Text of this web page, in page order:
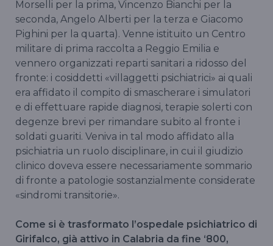
Morselli per la prima, Vincenzo Bianchi per la
seconda, Angelo Alberti per la terza e Giacomo
Pighini per la quarta). Venne istituito un Centro
militare di prima raccolta a Reggio Emilia e
vennero organizzati reparti sanitari a ridosso del
fronte: i cosiddetti «villaggetti psichiatrici» ai quali
era affidato il compito di smascherare i simulatori
e di effettuare rapide diagnosi, terapie solerti con
degenze brevi per rimandare subito al fronte i
soldati guariti. Veniva in tal modo affidato alla
psichiatria un ruolo disciplinare, in cui il giudizio
clinico doveva essere necessariamente sommario
di fronte a patologie sostanzialmente considerate
«sindromi transitorie».
Come si è trasformato l’ospedale psichiatrico di
Girifalco, già attivo in Calabria da fine ‘800,